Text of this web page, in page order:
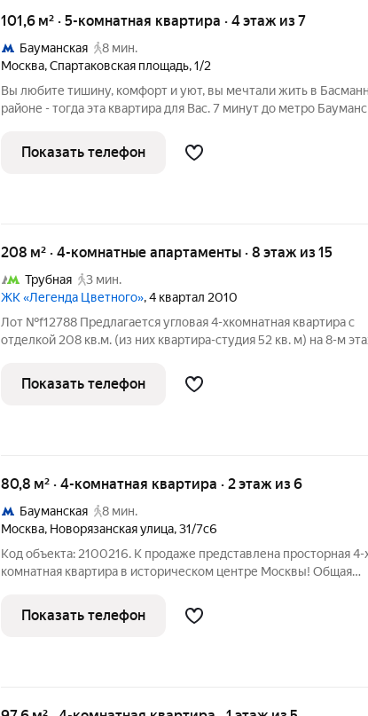
101,6 м² · 5-комнатная квартира · 4 этаж из 7
Бауманская
8 мин.
Москва,Спартаковская площадь,1/2
Вы любите тишину, комфорт и уют, вы мечтали жить в
районе - тогда эта квартира для Вас. 7 минут до метро
Показать телефон
208 м² · 4-комнатные апартаменты · 8 этаж из 15
Трубная
3 мин.
ЖК «Легенда Цветного», 4 квартал 2010
Лот №f12788 Предлагается угловая 4-хкомнатная квартира с
отделкой 208 кв.м. (из них квартира-студия 52 кв. м) на 8-м
объекта является большая площадь панорамного остекления.
Окна выходят на
Показать телефон
80,8 м² · 4-комнатная квартира · 2 этаж из 6
Бауманская
8 мин.
Москва, Новорязанская улица,31/7с6
Код объекта: 2100216. К продаже представлена просторная 4-
комнатная квартира в историческом центре Москвы! Общая
метра Этаж 2 из 6. В комнатах большие окна. Раздельный
с окном.
Показать телефон